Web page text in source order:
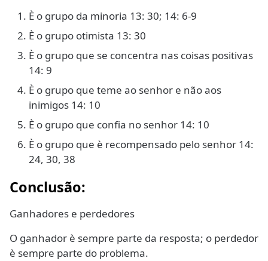
È o grupo da minoria 13: 30; 14: 6-9
È o grupo otimista 13: 30
È o grupo que se concentra nas coisas positivas
14: 9
È o grupo que teme ao senhor e não aos
inimigos 14: 10
È o grupo que confia no senhor 14: 10
È o grupo que è recompensado pelo senhor 14:
24, 30, 38
Conclusão:
Ganhadores e perdedores
O ganhador è sempre parte da resposta; o perdedor
è sempre parte do problema.